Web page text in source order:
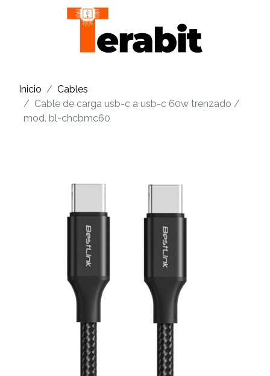
Inicio
Cables
Cable de carga usb-c a usb-c 60w trenzado /
mod. bl-chcbmc60